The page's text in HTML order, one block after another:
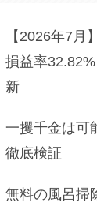
【2026年7月
損益率
新
一攫千金は可
徹底検証
無料の風呂掃